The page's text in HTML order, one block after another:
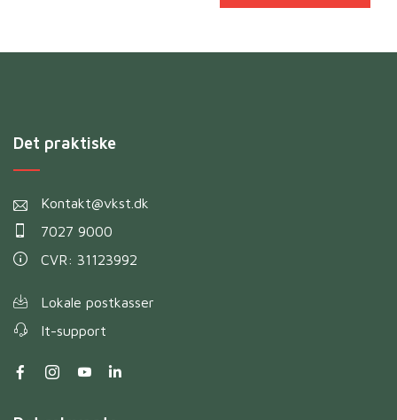
Det praktiske
Kontakt@vkst.dk
7027 9000
CVR: 31123992
Lokale postkasser
It-support